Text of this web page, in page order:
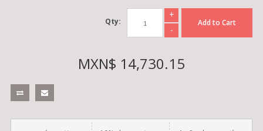
Qty:
+
-
Add to Cart
MXN$ 14,730.15